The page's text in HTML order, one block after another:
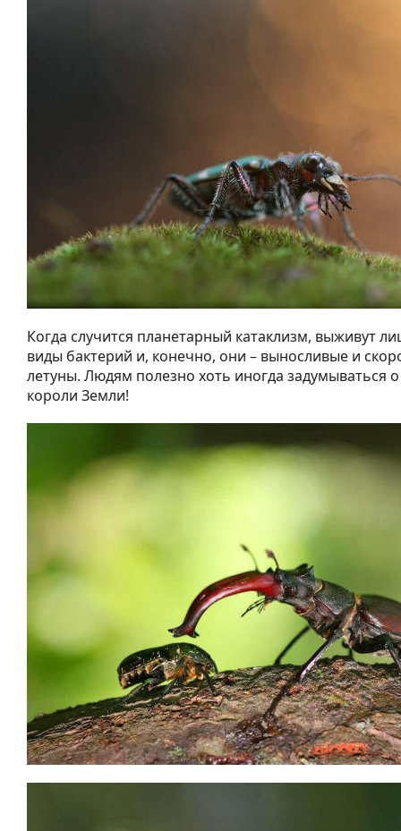
Когда случится планетарный катаклизм, выживут
виды бактерий и, конечно, они – выносливые и
летуны. Людям полезно хоть иногда задумываться
короли Земли!